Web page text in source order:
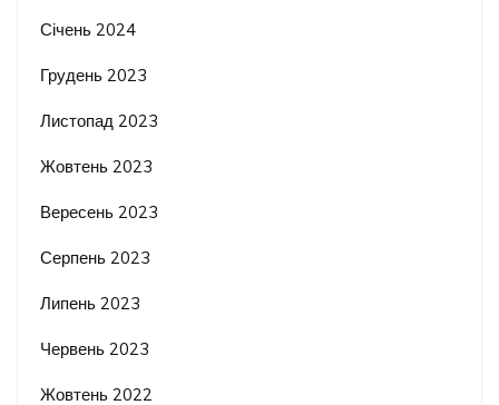
Січень 2024
Грудень 2023
Листопад 2023
Жовтень 2023
Вересень 2023
Серпень 2023
Липень 2023
Червень 2023
Жовтень 2022